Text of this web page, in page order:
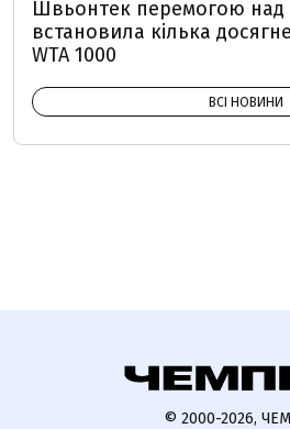
Швьонтек перемогою над
встановила кілька
WTA 1000
ВСІ НОВИНИ
© 2000-2026,